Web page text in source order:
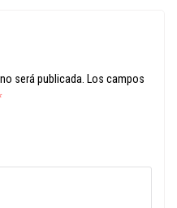
será publicada. Los campos